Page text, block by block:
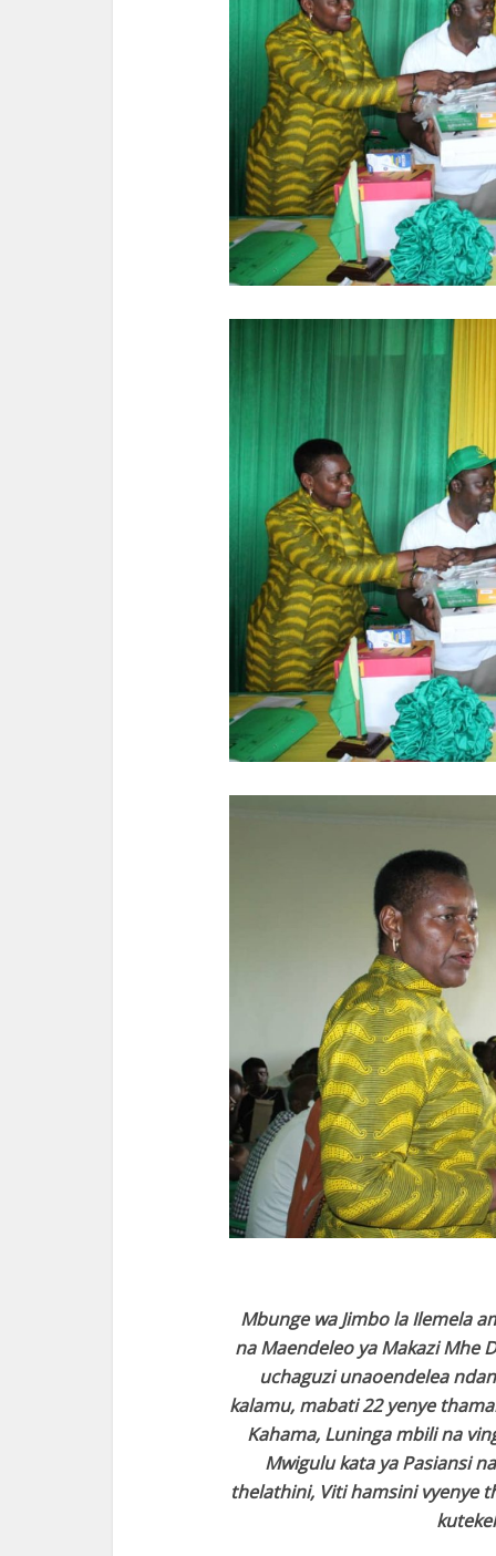
Mbunge wa Jimbo la Ilemela
na Maendeleo ya Makazi Mhe
uchaguzi unaoendelea
kalamu, mabati 22 yenye
Kahama, Luninga mbili na
Mwigulu kata ya Pasiansi
thelathini, Viti hamsini vyenye